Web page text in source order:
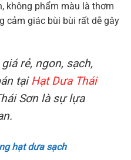
không phẩm màu là thơm
cảm giác bùi bùi rất dễ gây
rẻ, ngon, sạch,
tạiHạt Dưa Thái
Sơn là sự lựa
hạt dưa sạch